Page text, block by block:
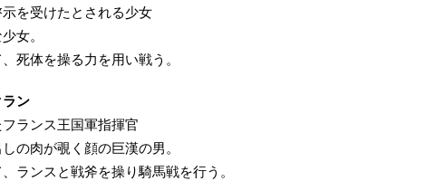
を受けたとされる少女
女。
死体を操る力を用い戦う。
ン
ランス王国軍指揮官
の肉が覗く顔の巨漢の男。
ランスと戦斧を操り騎馬戦を行う。